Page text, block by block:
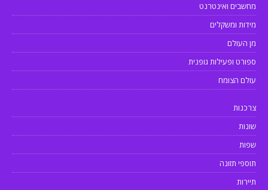
מחשבים ואינטרנט
מידות ומשקלים
מן העולם
ספורט ופעילות גופנית
עולם הצומח
צרכנות
שונות
שפות
תוספי תזונה
תיירות